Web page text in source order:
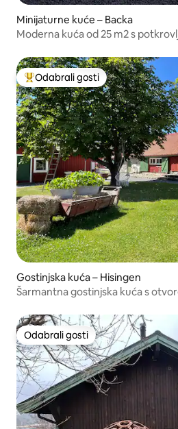
Minijaturne kuće – Backa
Moderna kuća od 25 m2 s
Među najviše rangiranima s
Odabrali gosti
Gostinjska kuća – Hisingen
Šarmantna gostinjska kuća s
Odabrali gosti
Odabrali gosti